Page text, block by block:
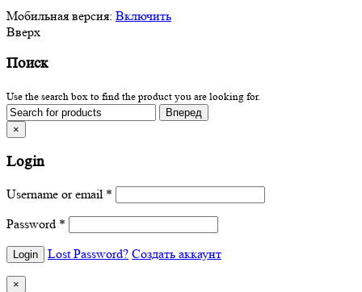
Мобильная версия: Включить
Вверх
Поиск
Use the search box to find the product you are looking for.
×
Login
Username or email *
Password *
Lost Password? Создать аккаунт
×